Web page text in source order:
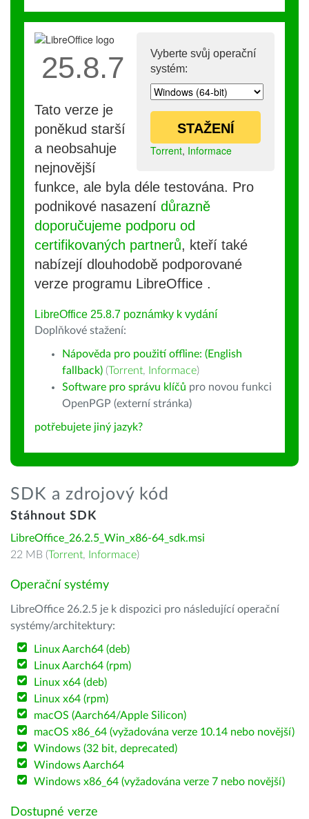
Vyberte svůj operační
systém:
STAŽENÍ
Torrent, Informace
25.8.7
Tato verze je
poněkud starší
a neobsahuje
nejnovější
funkce, ale byla déle testována. Pro
podnikové nasazení důrazně
doporučujeme podporu od
certifikovaných partnerů, kteří také
nabízejí dlouhodobě podporované
verze programu LibreOffice .
LibreOffice 25.8.7 poznámky k vydání
Doplňkové stažení:
Nápověda pro použití offline: (English
fallback) (Torrent, Informace)
Software pro správu klíčů pro novou funkci
OpenPGP (externí stránka)
potřebujete jiný jazyk?
SDK a zdrojový kód
Stáhnout SDK
LibreOffice_26.2.5_Win_x86-64_sdk.msi
22 MB (Torrent, Informace)
Operační systémy
LibreOffice 26.2.5 je k dispozici pro následující operační
systémy/architektury:
Linux Aarch64 (deb)
Linux Aarch64 (rpm)
Linux x64 (deb)
Linux x64 (rpm)
macOS (Aarch64/Apple Silicon)
macOS x86_64 (vyžadována verze 10.14 nebo novější)
Windows (32 bit, deprecated)
Windows Aarch64
Windows x86_64 (vyžadována verze 7 nebo novější)
Dostupné verze